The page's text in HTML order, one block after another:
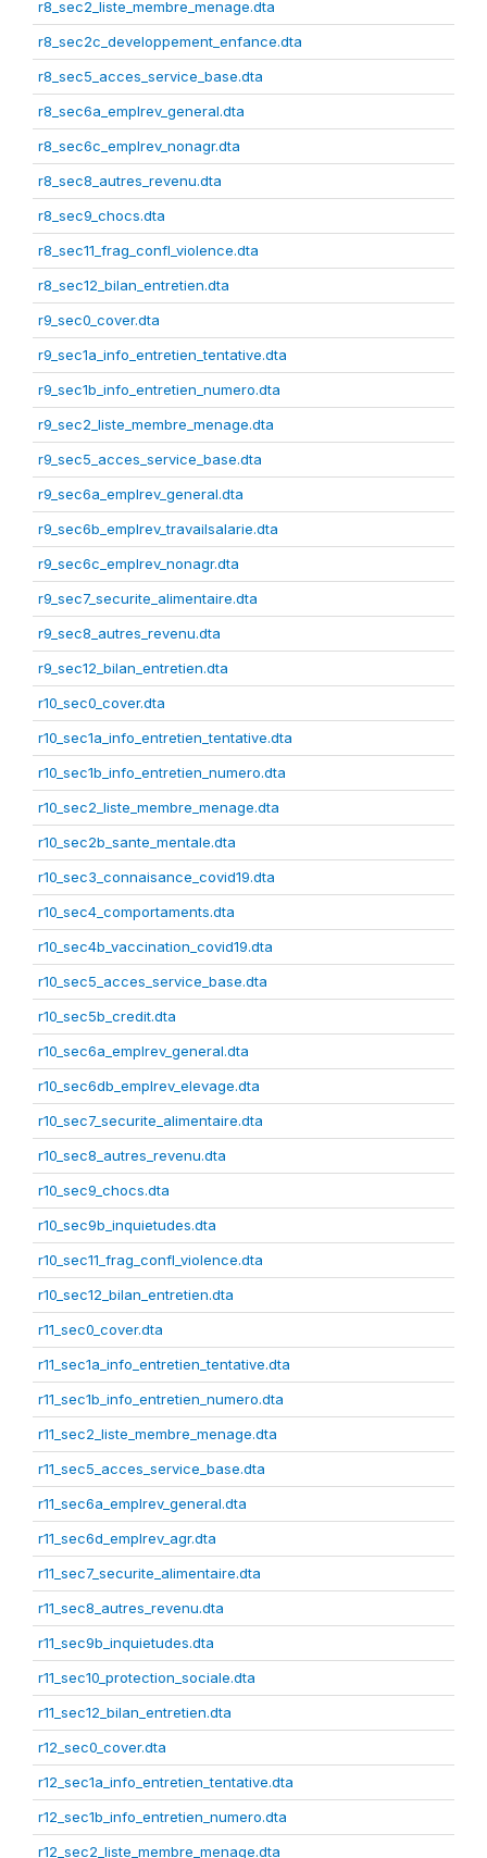
r8_sec2_liste_membre_menage.dta
r8_sec2c_developpement_enfance.dta
r8_sec5_acces_service_base.dta
r8_sec6a_emplrev_general.dta
r8_sec6c_emplrev_nonagr.dta
r8_sec8_autres_revenu.dta
r8_sec9_chocs.dta
r8_sec11_frag_confl_violence.dta
r8_sec12_bilan_entretien.dta
r9_sec0_cover.dta
r9_sec1a_info_entretien_tentative.dta
r9_sec1b_info_entretien_numero.dta
r9_sec2_liste_membre_menage.dta
r9_sec5_acces_service_base.dta
r9_sec6a_emplrev_general.dta
r9_sec6b_emplrev_travailsalarie.dta
r9_sec6c_emplrev_nonagr.dta
r9_sec7_securite_alimentaire.dta
r9_sec8_autres_revenu.dta
r9_sec12_bilan_entretien.dta
r10_sec0_cover.dta
r10_sec1a_info_entretien_tentative.dta
r10_sec1b_info_entretien_numero.dta
r10_sec2_liste_membre_menage.dta
r10_sec2b_sante_mentale.dta
r10_sec3_connaisance_covid19.dta
r10_sec4_comportaments.dta
r10_sec4b_vaccination_covid19.dta
r10_sec5_acces_service_base.dta
r10_sec5b_credit.dta
r10_sec6a_emplrev_general.dta
r10_sec6db_emplrev_elevage.dta
r10_sec7_securite_alimentaire.dta
r10_sec8_autres_revenu.dta
r10_sec9_chocs.dta
r10_sec9b_inquietudes.dta
r10_sec11_frag_confl_violence.dta
r10_sec12_bilan_entretien.dta
r11_sec0_cover.dta
r11_sec1a_info_entretien_tentative.dta
r11_sec1b_info_entretien_numero.dta
r11_sec2_liste_membre_menage.dta
r11_sec5_acces_service_base.dta
r11_sec6a_emplrev_general.dta
r11_sec6d_emplrev_agr.dta
r11_sec7_securite_alimentaire.dta
r11_sec8_autres_revenu.dta
r11_sec9b_inquietudes.dta
r11_sec10_protection_sociale.dta
r11_sec12_bilan_entretien.dta
r12_sec0_cover.dta
r12_sec1a_info_entretien_tentative.dta
r12_sec1b_info_entretien_numero.dta
r12_sec2_liste_membre_menage.dta